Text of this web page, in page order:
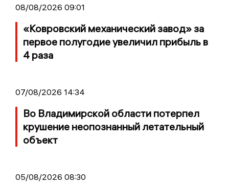
08/08/2026 09:01
«Ковровский механический завод» за
первое полугодие увеличил прибыль в
4 раза
07/08/2026 14:34
Во Владимирской области потерпел
крушение неопознанный летательный
объект
05/08/2026 08:30